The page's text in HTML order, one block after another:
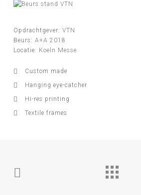
Opdrachtgever: VTN
Beurs: A+A 2018
Locatie: Koeln Messe
Custom made
Hanging eye-catcher
Hi-res printing
Textile frames